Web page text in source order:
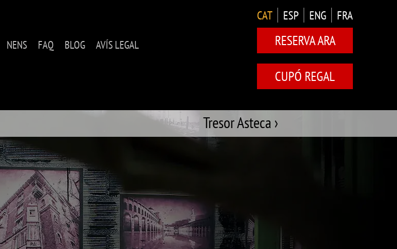
NENS FAQ BLOG AVÍS LEGAL
CAT ESP ENG FRA
RESERVA ARA
CUPÓ REGAL
Tresor Asteca ›